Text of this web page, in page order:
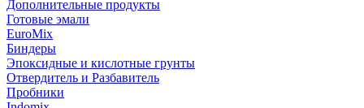
Дополнительные продукты
Готовые эмали
EuroMix
Биндеры
Эпоксидные и кислотные грунты
Отвердитель и Разбавитель
Пробники